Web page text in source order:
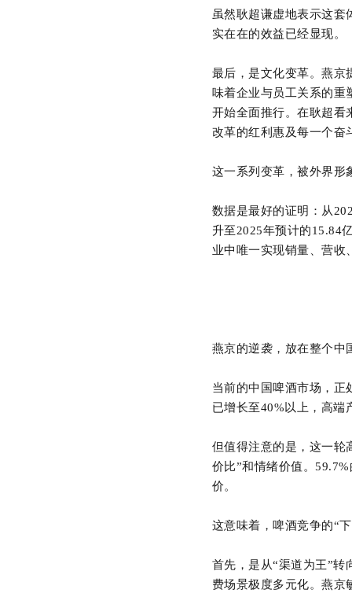
虽然耿超谦虚地表示这套
实在在的效益已经显现。
最后，是文化变革。燕京
味着企业与员工关系的重
开始全面推行。在耿超看
改革的红利惠及每一个奋
这一系列变革，被外界形
数据是最好的证明：从
升至2025年预计的15.84
业中唯一实现销量、营收
燕京的逆袭，放在整个中
当前的中国啤酒市场，正
已增长至40%以上，高端
但值得注意的是，这一轮
价比”和情绪价值。
价。
这意味着，啤酒竞争的“
首先，是从“渠道为王”转
费场景极度多元化。燕京